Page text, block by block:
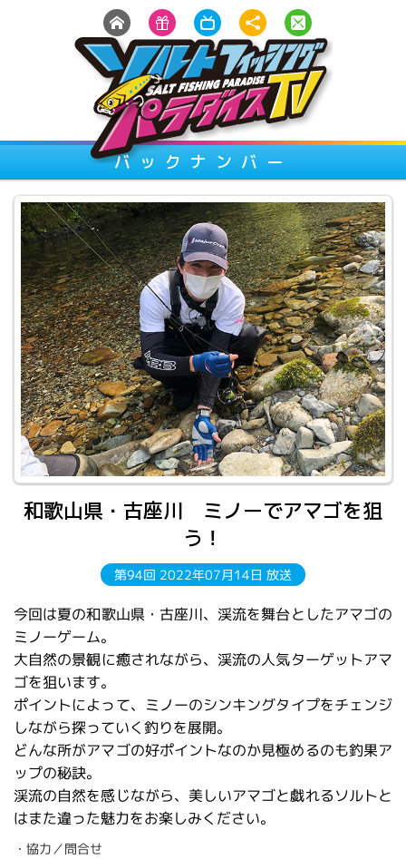
バックナンバー
和歌山県・古座川 ミノーでアマゴを狙
う！
第94回 2022年07月14日 放送
今回は夏の和歌山県・古座川、渓流を舞台としたアマゴの
ミノーゲーム。
大自然の景観に癒されながら、渓流の人気ターゲットアマ
ゴを狙います。
ポイントによって、ミノーのシンキングタイプをチェンジ
しながら探っていく釣りを展開。
どんな所がアマゴの好ポイントなのか見極めるのも釣果ア
ップの秘訣。
渓流の自然を感じながら、美しいアマゴと戯れるソルトと
はまた違った魅力をお楽しみください。
・協力／問合せ